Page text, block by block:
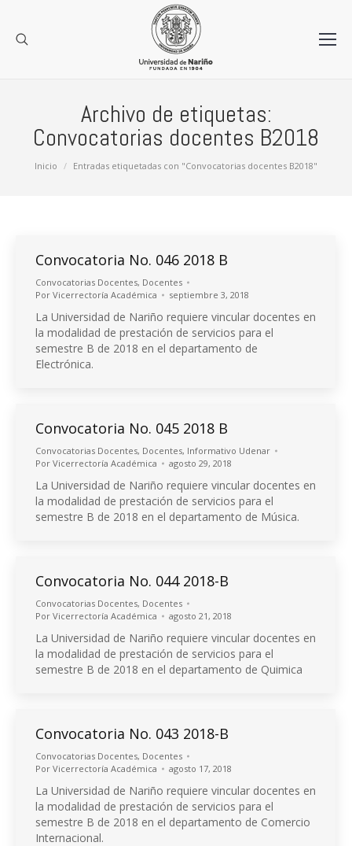
Archivo de etiquetas:
Convocatorias docentes B2018
Estás aquí:
Inicio Entradas etiquetadas con "Convocatorias docentes B2018"
Convocatoria No. 046 2018 B
Convocatorias Docentes, Docentes
Por Vicerrectoría Académica septiembre 3, 2018
La Universidad de Nariño requiere vincular docentes en
la modalidad de prestación de servicios para el
semestre B de 2018 en el departamento de
Electrónica.
Convocatoria No. 045 2018 B
Convocatorias Docentes, Docentes, Informativo Udenar
Por Vicerrectoría Académica agosto 29, 2018
La Universidad de Nariño requiere vincular docentes en
la modalidad de prestación de servicios para el
semestre B de 2018 en el departamento de Música.
Convocatoria No. 044 2018-B
Convocatorias Docentes, Docentes
Por Vicerrectoría Académica agosto 21, 2018
La Universidad de Nariño requiere vincular docentes en
la modalidad de prestación de servicios para el
semestre B de 2018 en el departamento de Quimica
Convocatoria No. 043 2018-B
Convocatorias Docentes, Docentes
Por Vicerrectoría Académica agosto 17, 2018
La Universidad de Nariño requiere vincular docentes en
la modalidad de prestación de servicios para el
semestre B de 2018 en el departamento de Comercio
Internacional.